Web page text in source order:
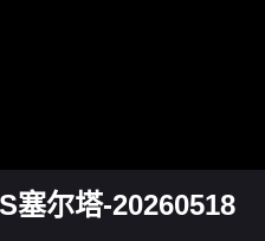
塞尔塔-20260518